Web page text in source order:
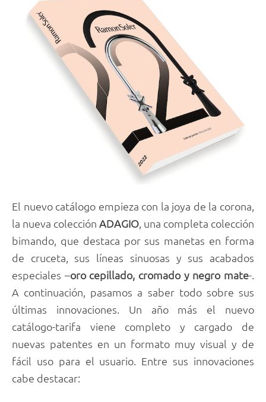
El nuevo catálogo empieza con la joya de la corona,
la nueva colección ADAGIO, una completa colección
bimando, que destaca por sus manetas en forma
de cruceta, sus líneas sinuosas y sus acabados
especiales –oro cepillado, cromado y negro mate-.
A continuación, pasamos a saber todo sobre sus
últimas innovaciones. Un año más el nuevo
catálogo-tarifa viene completo y cargado de
nuevas patentes en un formato muy visual y de
fácil uso para el usuario. Entre sus innovaciones
cabe destacar: